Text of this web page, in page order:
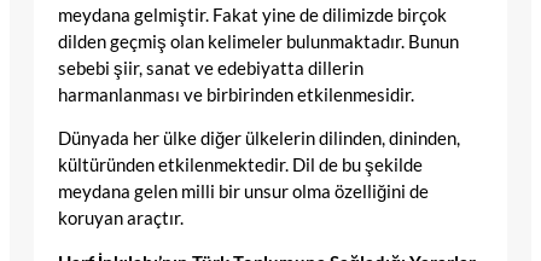
meydana gelmiştir. Fakat yine de dilimizde birçok
dilden geçmiş olan kelimeler bulunmaktadır. Bunun
sebebi şiir, sanat ve edebiyatta dillerin
harmanlanması ve birbirinden etkilenmesidir.
Dünyada her ülke diğer ülkelerin dilinden, dininden,
kültüründen etkilenmektedir. Dil de bu şekilde
meydana gelen milli bir unsur olma özelliğini de
koruyan araçtır.